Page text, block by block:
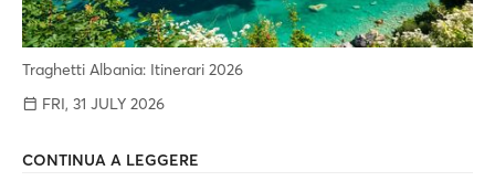
Traghetti Albania: Itinerari 2026
FRI, 31 JULY 2026
CONTINUA A LEGGERE